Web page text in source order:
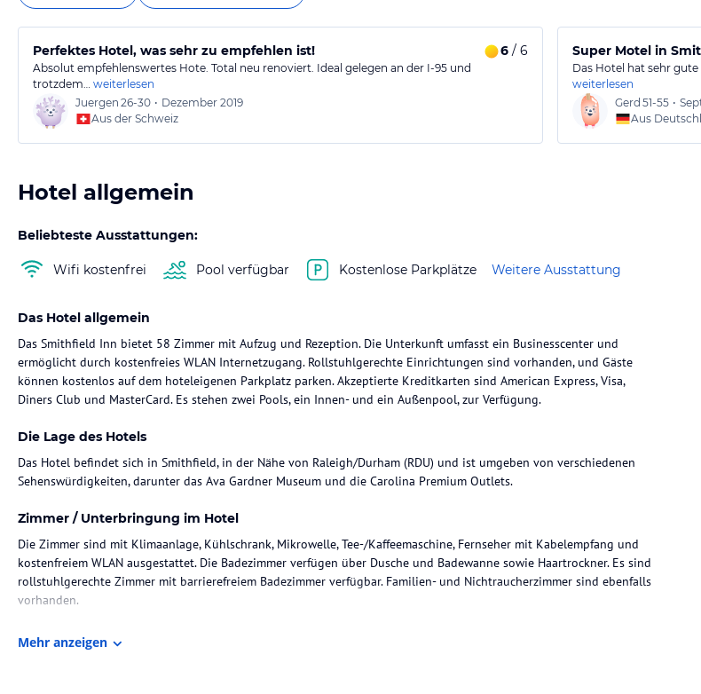
Perfektes Hotel, was sehr zu empfehlen ist! 6 / 6
Absolut empfehlenswertes Hote. Total neu renoviert. Ideal gelegen an der I-95 und
trotzdem… weiterlesen
Juergen 26-30 • Dezember 2019
Aus der Schweiz
Super Motel in
Das Hotel hat sehr
weiterlesen
Gerd 51-55 •
Aus
Hotel allgemein
Beliebteste Ausstattungen:
Wifi kostenfrei Pool verfügbar Kostenlose Parkplätze Weitere Ausstattung
Das Hotel allgemein
Das Smithfield Inn bietet 58 Zimmer mit Aufzug und Rezeption. Die Unterkunft umfasst ein Businesscenter und
ermöglicht durch kostenfreies WLAN Internetzugang. Rollstuhlgerechte Einrichtungen sind vorhanden, und Gäste
können kostenlos auf dem hoteleigenen Parkplatz parken. Akzeptierte Kreditkarten sind American Express, Visa,
Diners Club und MasterCard. Es stehen zwei Pools, ein Innen- und ein Außenpool, zur Verfügung.
Die Lage des Hotels
Das Hotel befindet sich in Smithfield, in der Nähe von Raleigh/Durham (RDU) und ist umgeben von verschiedenen
Sehenswürdigkeiten, darunter das Ava Gardner Museum und die Carolina Premium Outlets.
Zimmer / Unterbringung im Hotel
Die Zimmer sind mit Klimaanlage, Kühlschrank, Mikrowelle, Tee-/Kaffeemaschine, Fernseher mit Kabelempfang und
kostenfreiem WLAN ausgestattet. Die Badezimmer verfügen über Dusche und Badewanne sowie Haartrockner. Es sind
rollstuhlgerechte Zimmer mit barrierefreiem Badezimmer verfügbar. Familien- und Nichtraucherzimmer sind ebenfalls
vorhanden.
Gastronomie im Hotel
Mehr anzeigen